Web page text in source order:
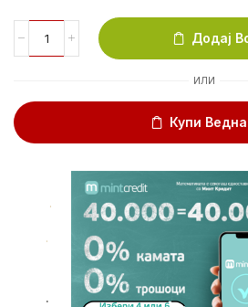
Додај
ИЛИ
Купи
.
.
.